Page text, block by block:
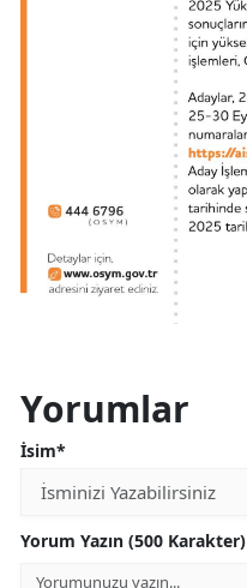
Yorumlar
İsim*
Yorum Yazın (500 Karakter)